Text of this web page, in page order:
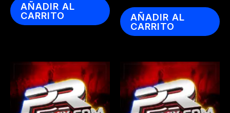
AÑADIR AL
CARRITO
AÑADIR AL
CARRITO